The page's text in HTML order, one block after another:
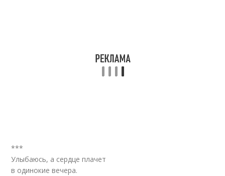
***
Улыбаюсь, а сердце плачет
в одинокие вечера.